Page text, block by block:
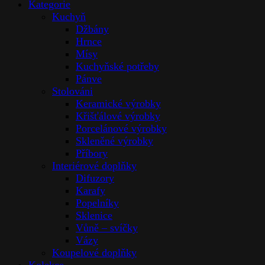
Kategorie
Kuchyň
Džbány
Hrnce
Mísy
Kuchyňské potřeby
Pánve
Stolováni
Keramické výrobky
Křišťálové výrobky
Porcelánové výrobky
Skleněné výrobky
Příbory
Interiérové doplňky
Difuzory
Karafy
Popelníky
Sklenice
Vůně – svíčky
Vázy
Koupelové doplňky